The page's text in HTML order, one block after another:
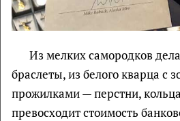
Из мелких самородков
браслеты, из белого кварца с
прожилками — перстни,
превосходит стоимость